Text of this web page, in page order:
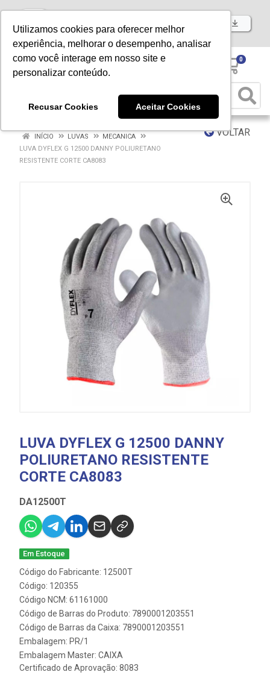
Utilizamos cookies para oferecer melhor
experiência, melhorar o desempenho, analisar
como você interage em nosso site e
personalizar conteúdo.
Recusar Cookies Aceitar Cookies
Baixe já nosso APP
0
VOLTAR
INÍCIO LUVAS
MECANICA
LUVA DYFLEX G 12500 DANNY POLIURETANO
RESISTENTE CORTE CA8083
LUVA DYFLEX G 12500 DANNY
POLIURETANO RESISTENTE
CORTE CA8083
DA12500T
Em Estoque
Código do Fabricante: 12500T
Código: 120355
Código NCM: 61161000
Código de Barras do Produto: 7890001203551
Código de Barras da Caixa: 7890001203551
Embalagem: PR/1
Embalagem Master: CAIXA
Certificado de Aprovação: 8083